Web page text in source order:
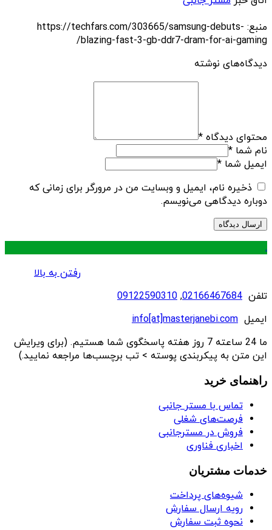
منبع: https://techfars.com/303665/samsung-debuts-
blazing-fast-3-gb-ddr7-dram-for-ai-gaming/
دیدگاه‌های نوشته
محتوای دیدگاه *
نام شما *
ایمیل شما *
ذخیره نام، ایمیل و وبسایت من در مرورگر برای زمانی که
دوباره دیدگاهی می‌نویسم.
.
رفتن به بالا
تلفن 02166467684
,
09122590310
ایمیل info[at]masterjanebi.com
ما 24 ساعته 7 روز هفته پاسخگوی شما هستیم. (برای ویرایش
این متن به پیکربندی پوسته > تب برچسب‌ها مراجعه نمایید.)
راهنمای خرید
تماس با مستر جانبی
فرصت‌های شغلی
فروش در مسترجانبی
اخباری فناوری
خدمات مشتریان
شیوه‌های پرداخت
رویه ارسال سفارش
نحوه ثبت سفارش